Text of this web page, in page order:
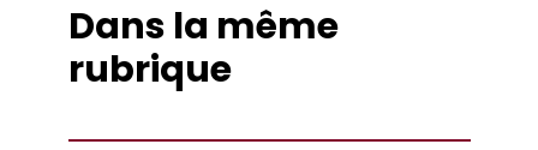
Dans la même
rubrique